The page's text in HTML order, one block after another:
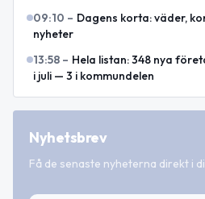
09:10 – Dagens korta: väder,
nyheter
13:58 – Hela listan: 348 nya
i juli — 3 i kommundelen
Nyhetsbrev
Få de senaste nyheterna direkt i